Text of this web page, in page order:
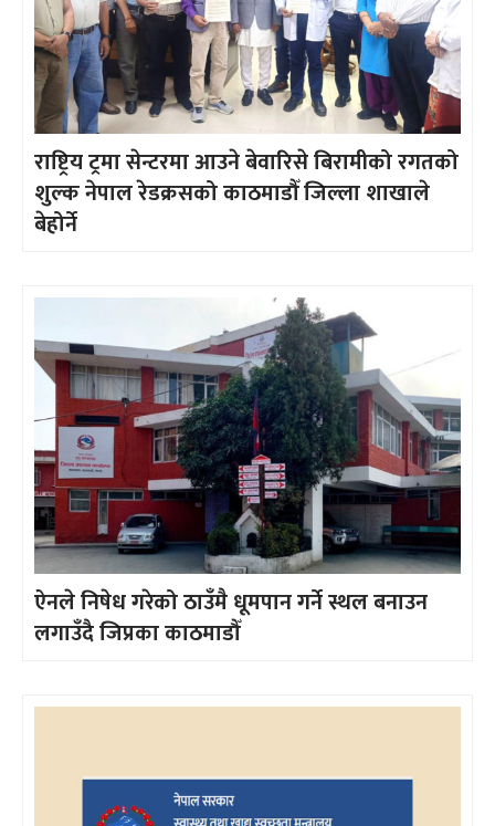
राष्ट्रिय ट्रमा सेन्टरमा आउने बेवारिसे बिरामीको रगतको
शुल्क नेपाल रेडक्रसको काठमाडौँ जिल्ला शाखाले
बेहोर्ने
ऐनले निषेध गरेको ठाउँमै धूमपान गर्ने स्थल बनाउन
लगाउँदै जिप्रका काठमाडौँ